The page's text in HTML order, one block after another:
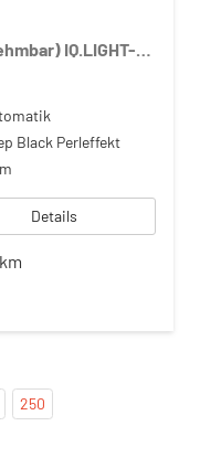
1.0 TSI 116PS DSG Life AHK (abnehmbar) IQ.LIGHT-LED-Matrix Sitzheizung Rückf.Kamera Klimaautomatik Abstandstempomat Apple CarPlay Android Auto
Black Perleffekt
Details
250